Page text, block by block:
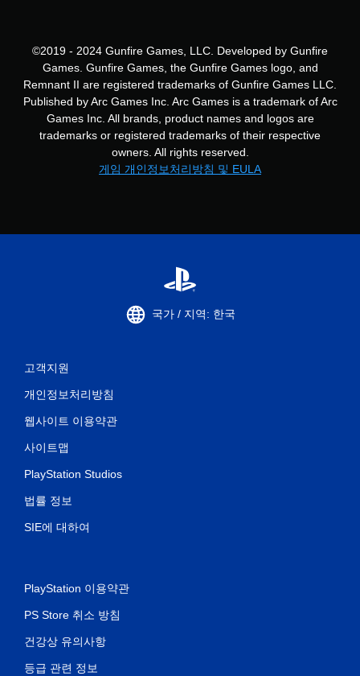
©2019 - 2024 Gunfire Games, LLC. Developed by Gunfire
Games. Gunfire Games, the Gunfire Games logo, and
Remnant II are registered trademarks of Gunfire Games LLC.
Published by Arc Games Inc. Arc Games is a trademark of Arc
Games Inc. All brands, product names and logos are
trademarks or registered trademarks of their respective
owners. All rights reserved.
게임 개인정보처리방침 및 EULA
국가 / 지역: 한국
고객지원
개인정보처리방침
웹사이트 이용약관
사이트맵
PlayStation Studios
법률 정보
SIE에 대하여
PlayStation 이용약관
PS Store 취소 방침
건강상 유의사항
등급 관련 정보